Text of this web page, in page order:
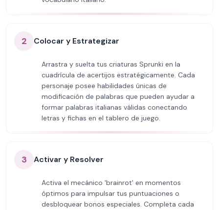
2 Colocar y Estrategizar
Arrastra y suelta tus criaturas Sprunki en la
cuadrícula de acertijos estratégicamente. Cada
personaje posee habilidades únicas de
modificación de palabras que pueden ayudar a
formar palabras italianas válidas conectando
letras y fichas en el tablero de juego.
3 Activar y Resolver
Activa el mecánico 'brainrot' en momentos
óptimos para impulsar tus puntuaciones o
desbloquear bonos especiales. Completa cada